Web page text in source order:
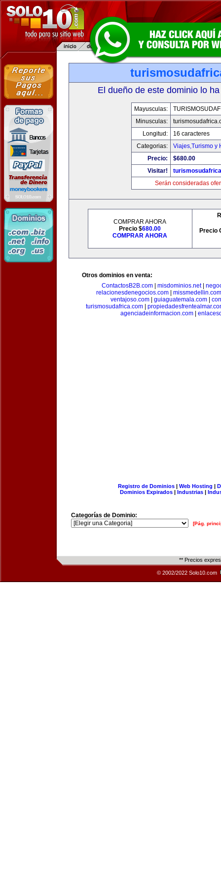
El dueño de este dominio lo
Mayusculas:
Minusculas:
Longitud:
16 caracteres
Categorias:
Viajes,Turismo y
Precio:
$680.00
Visitar!
Serán consideradas
COMPRAR AHORA
Precio $680.00
COMPRAR AHORA
Precio
Otros dominios en venta:
ContactosB2B.com| misdominios.net|
relacionesdenegocios.com| missmedellin.com
ventajoso.com
guiaguatemala.com
turismosudafrica.com
agenciadeinformacion.com
Registro de Dominios| Web Hosting |
Dominios Expirados | Industrias |
Categorías de Dominio:
[Pág.
** Precios
© 2002/2022 Solo10.com